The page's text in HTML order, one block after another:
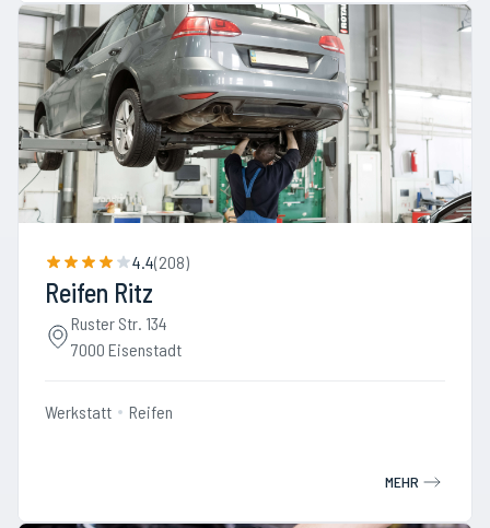
4.4(208)
Reifen Ritz
Ruster Str. 134
7000 Eisenstadt
Werkstatt Reifen
MEHR